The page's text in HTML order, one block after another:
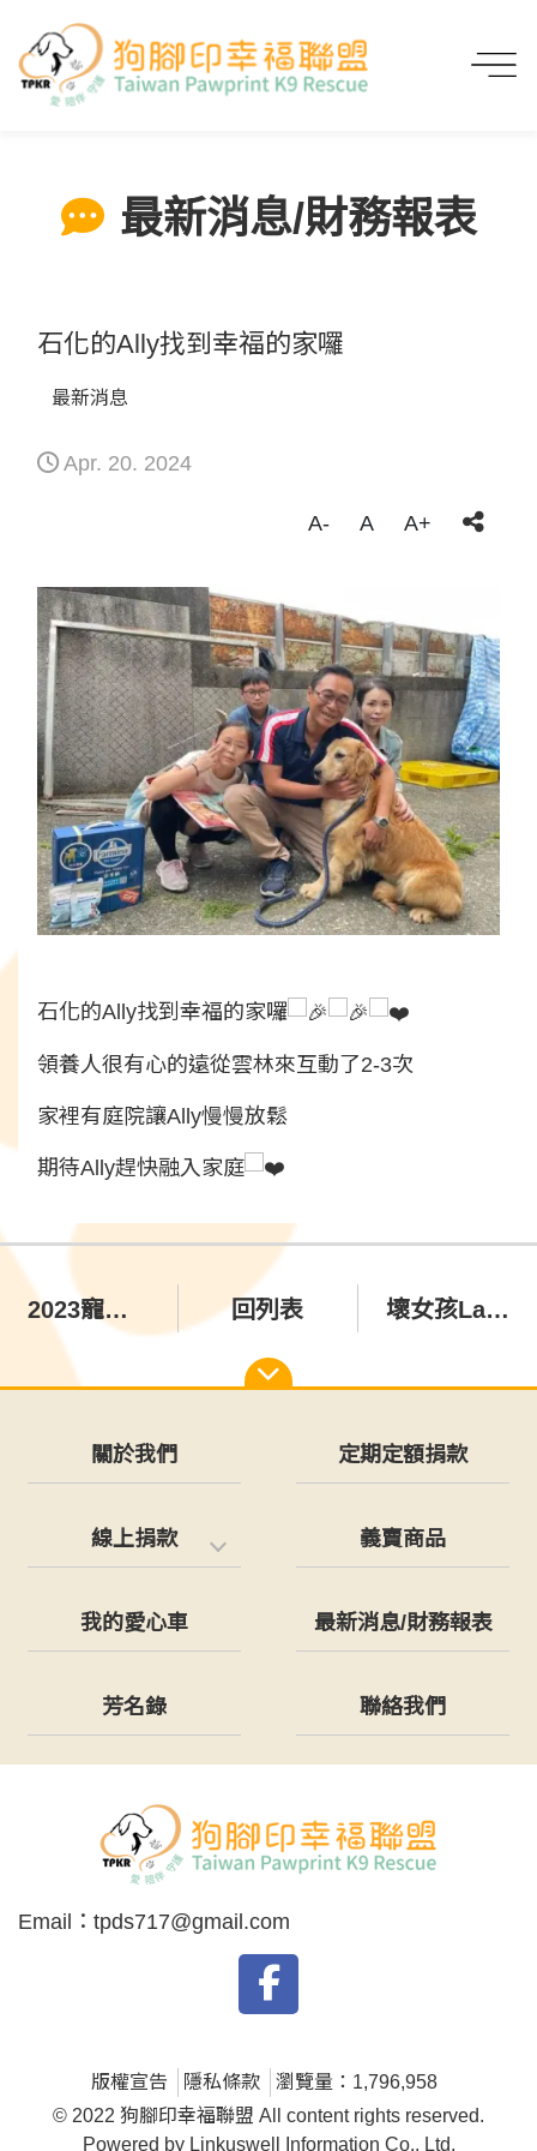
最新消息/財務報表
石化的Ally找到幸福的家囉
最新消息
Apr. 20. 2024
A- A A+
石化的Ally找到幸福的家囉
領養人很有心的遠從雲林來互動了2-3次
家裡有庭院讓Ally慢慢放鬆
期待Ally趕快融入家庭
2023寵物展新品搶先看 回列表 壞女孩Laura找到幸福家囉
關於我們 定期定額捐款
線上捐款 義賣商品
我的愛心車 最新消息/財務報表
芳名錄 聯絡我們
Email： tpds717@gmail.com
版權宣告 隱私條款
瀏覽量：1,796,958
© 2022 狗腳印幸福聯盟 All content rights reserved.
Powered by Linkuswell Information Co., Ltd.